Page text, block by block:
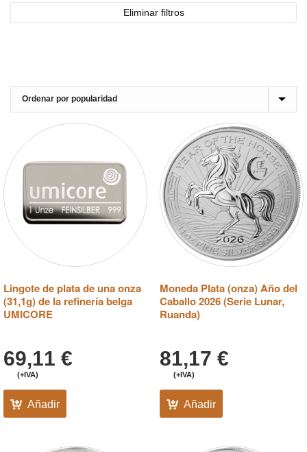
Lingote de plata de una onza
(31,1g) de la refinería belga
UMICORE
69,11 €
(+IVA)
Añadir
Moneda Plata (onza) Año del
Caballo 2026 (Serie Lunar,
Ruanda)
81,17 €
(+IVA)
Añadir
Eliminar filtros